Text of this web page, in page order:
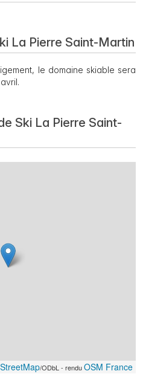
La Pierre Saint-Martin
le domaine skiable sera
Ski La Pierre Saint-
/ODbL - renduOSM France